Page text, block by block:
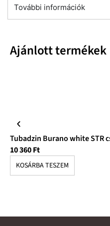
További információk
Ajánlott termékek
Tubadzin Burano white STR
10 360Ft
KOSÁRBA TESZEM